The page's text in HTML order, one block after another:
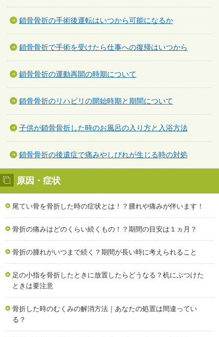
鎖骨骨折の手術後運転はいつから可能になるか
鎖骨骨折で手術を受けたら仕事への復帰はいつから
鎖骨骨折の運動再開の時期について
鎖骨骨折のリハビリの開始時期と期間について
子供が鎖骨骨折した時のお風呂の入り方と入浴方法
鎖骨骨折の後遺症で痛みやしびれが生じる時の対処
原因・症状
尾てい骨を骨折した時の症状とは！？腫れや痛みが伴います！
骨折の痛みはどのくらい続くもの！？期間の目安は１ヵ月？
骨折の腫れがいつまで続く？期間が長い時に考えられること
足の小指を骨折したときに放置したらどうなる？机にぶつけた
ときは要注意
骨折した時のむくみの解消方法｜あなたの処置は間違ってい
る？